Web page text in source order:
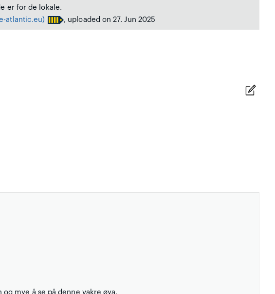
er for de lokale.
atlantic.eu) , uploaded on 27. Jun 2025
mye å se på denne vakre øya.